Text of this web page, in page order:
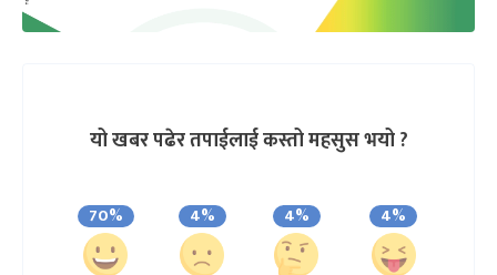
यो खबर पढेर तपाईलाई कस्तो महसुस भयो ?
70% 4% 4% 4%